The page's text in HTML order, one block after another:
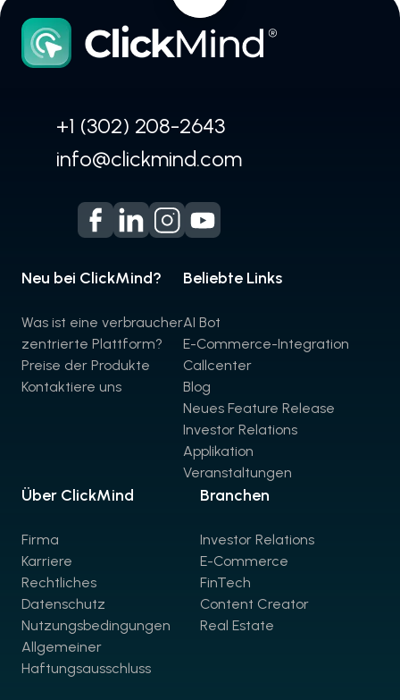
+1 (302) 208-2643
info@clickmind.com
Neu bei ClickMind?
Was ist eine verbraucher
zentrierte Plattform?
Preise der Produkte
Kontaktiere uns
Beliebte Links
AI Bot
E-Commerce-Integration
Callcenter
Blog
Neues Feature Release
Investor Relations
Applikation
Veranstaltungen
Über ClickMind
Firma
Karriere
Rechtliches
Datenschutz
Nutzungsbedingungen
Allgemeiner
Haftungsausschluss
Branchen
Investor Relations
E-Commerce
FinTech
Content Creator
Real Estate